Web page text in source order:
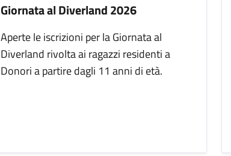
Giornata al Diverland 2026
Aperte le iscrizioni per la Giornata al
Diverland rivolta ai ragazzi residenti a
Donori a partire dagli 11 anni di età.